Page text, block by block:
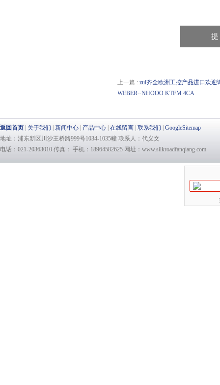
上一篇 : zui齐全欧洲工控产品进口欢迎
WEBER--NHOOO KTFM 4CA
返回首页 关于我们 新闻中心 产品中心 在线留言 联系我们
GoogleSitemap
地址：浦东新区川沙王桥路999号1034-1035幢 联系人：代义文
电话：021-20363010 传真： 手机：18964582625 网址：www.silkroadfanqiang.com